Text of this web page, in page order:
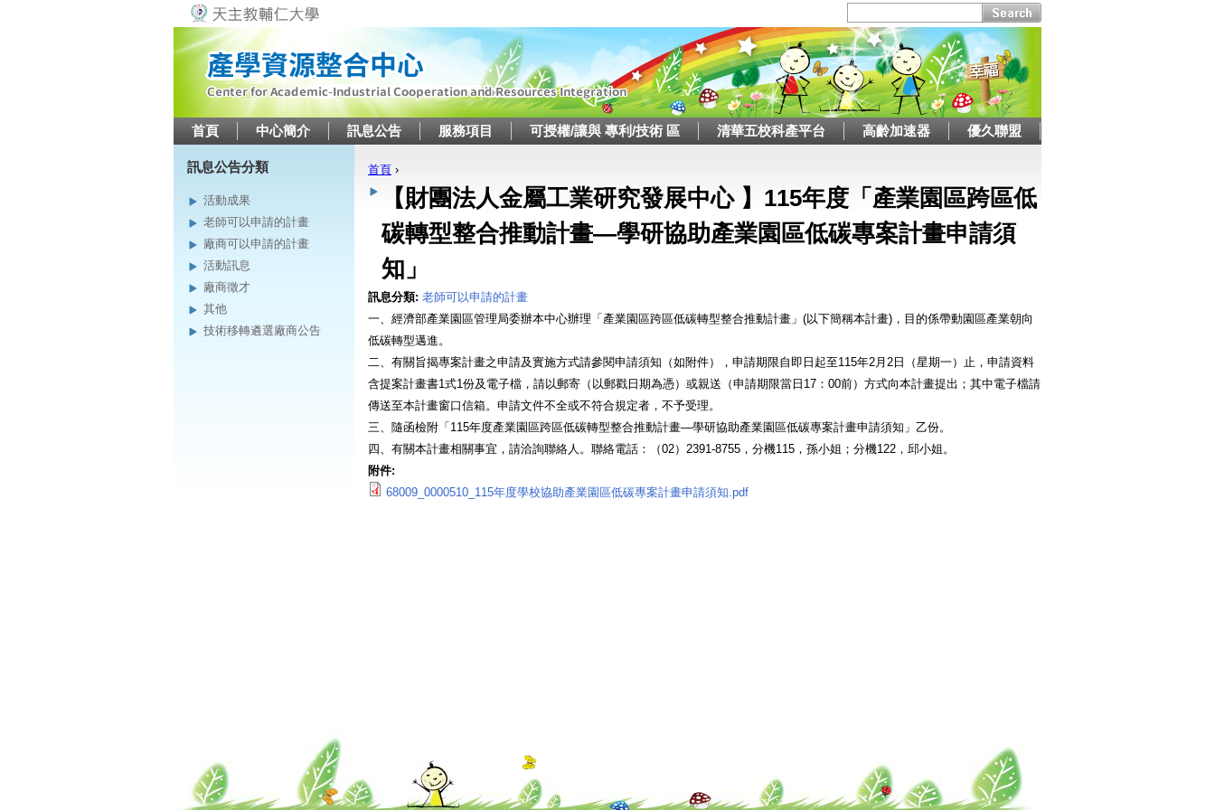
首頁 中心簡介 訊息公告 服務項目 可授權/讓與 專利/技術 區 清華五校科產平台 高齡加速器 優久聯盟
訊息公告分類
活動成果
老師可以申請的計畫
廠商可以申請的計畫
活動訊息
廠商徵才
其他
技術移轉遴選廠商公告
您在這裡
首頁 ›
【財團法人金屬工業研究發展中心 】115年度「產業園區跨區低
碳轉型整合推動計畫—學研協助產業園區低碳專案計畫申請須
知」
訊息分類: 老師可以申請的計畫
一、經濟部產業園區管理局委辦本中心辦理「產業園區跨區低碳轉型整合推動計畫」(以下簡稱本計畫)，目的係帶動園區產業朝向
低碳轉型邁進。
二、有關旨揭專案計畫之申請及實施方式請參閱申請須知（如附件），申請期限自即日起至115年2月2日（星期一）止，申請資料
含提案計畫書1式1份及電子檔，請以郵寄（以郵戳日期為憑）或親送（申請期限當日17：00前）方式向本計畫提出；其中電子檔請
傳送至本計畫窗口信箱。申請文件不全或不符合規定者，不予受理。
三、隨函檢附「115年度產業園區跨區低碳轉型整合推動計畫—學研協助產業園區低碳專案計畫申請須知」乙份。
四、有關本計畫相關事宜，請洽詢聯絡人。聯絡電話：（02）2391-8755，分機115，孫小姐；分機122，邱小姐。
附件:
68009_0000510_115年度學校協助產業園區低碳專案計畫申請須知.pdf